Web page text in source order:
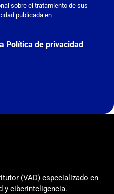
sobre el tratamiento de sus
publicada en
Política de privacidad
(VAD) especializado en
y ciberinteligencia.